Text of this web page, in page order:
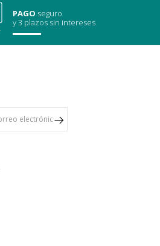
PAGO seguro
y 3 plazos sin intereses